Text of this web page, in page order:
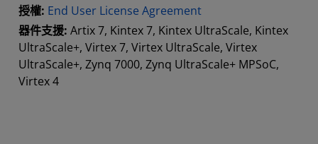
授權: End User License Agreement
器件支援: Artix 7, Kintex 7, Kintex UltraScale, Kintex
UltraScale+, Virtex 7, Virtex UltraScale, Virtex
UltraScale+, Zynq 7000, Zynq UltraScale+ MPSoC,
Virtex 4